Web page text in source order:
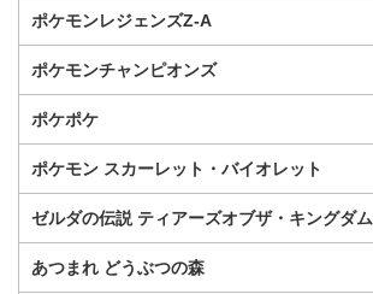
ポケモンレジェンズZ-A
ポケモンチャンピオンズ
ポケポケ
ポケモン スカーレット・バイオレット
ゼルダの伝説 ティアーズオブザ・キングダム
あつまれ どうぶつの森